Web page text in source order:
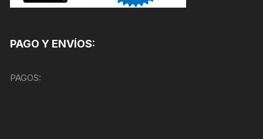
PAGO Y ENVÍOS:
PAGOS: